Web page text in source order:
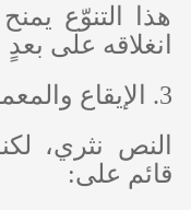
هذا التنوّع
انغلاقه على
3. الإيقاع والمعمار الصوتي:
النص نثري،
قائم على: